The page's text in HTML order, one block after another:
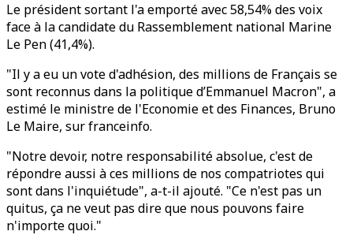
Le président sortant l'a emporté avec 58,54% des voix
face à la candidate du Rassemblement national Marine
Le Pen (41,4%).
"Il y a eu un vote d'adhésion, des millions de Français se
sont reconnus dans la politique d’Emmanuel Macron", a
estimé le ministre de l'Economie et des Finances, Bruno
Le Maire, sur franceinfo.
"Notre devoir, notre responsabilité absolue, c'est de
répondre aussi à ces millions de nos compatriotes qui
sont dans l'inquiétude", a-t-il ajouté. "Ce n'est pas un
quitus, ça ne veut pas dire que nous pouvons faire
n'importe quoi."